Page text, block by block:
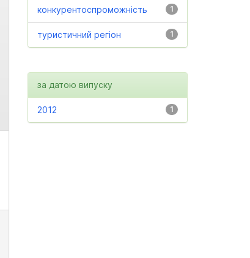
1
конкурентоспроможність
1
туристичний регіон
за датою випуску
1
2012